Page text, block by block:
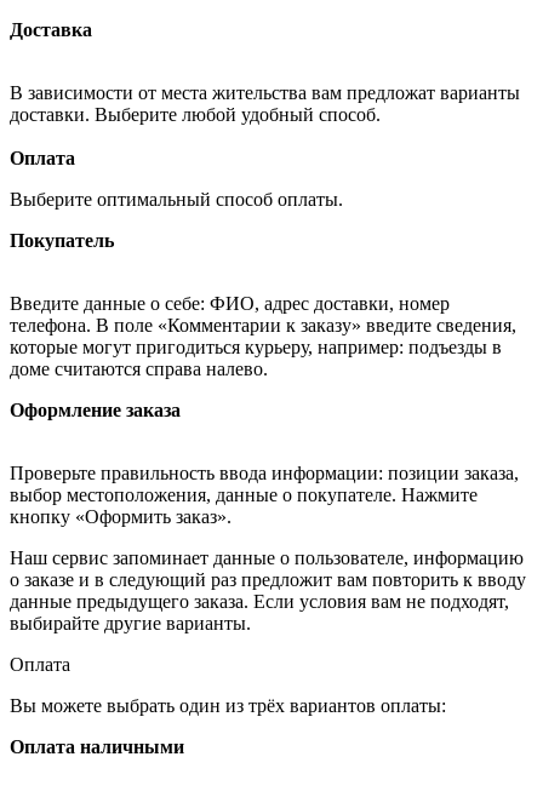
Доставка
В зависимости от места жительства вам предложат варианты
доставки. Выберите любой удобный способ.
Оплата
Выберите оптимальный способ оплаты.
Покупатель
Введите данные о себе: ФИО, адрес доставки, номер
телефона. В поле «Комментарии к заказу» введите сведения,
которые могут пригодиться курьеру, например: подъезды в
доме считаются справа налево.
Оформление заказа
Проверьте правильность ввода информации: позиции заказа,
выбор местоположения, данные о покупателе. Нажмите
кнопку «Оформить заказ».
Наш сервис запоминает данные о пользователе, информацию
о заказе и в следующий раз предложит вам повторить к вводу
данные предыдущего заказа. Если условия вам не подходят,
выбирайте другие варианты.
Оплата
Вы можете выбрать один из трёх вариантов оплаты:
Оплата наличными